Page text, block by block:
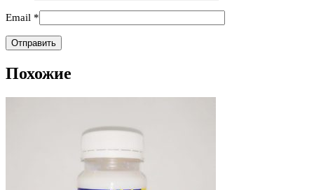
Email *
Похожие